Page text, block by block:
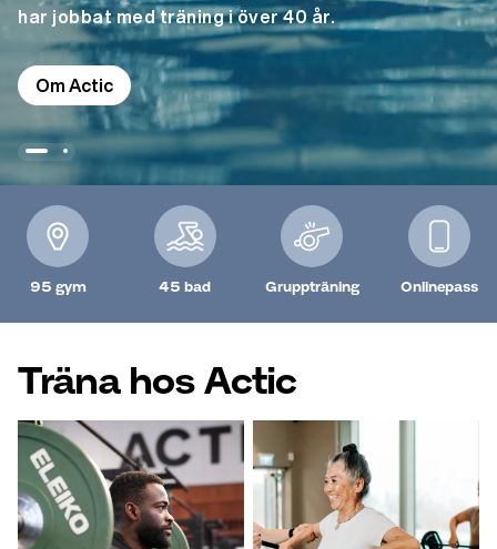
har jobbat med träning i över 40 år.
Om Actic
95 gym 45 bad Gruppträning Onlinepass
Träna hos Actic